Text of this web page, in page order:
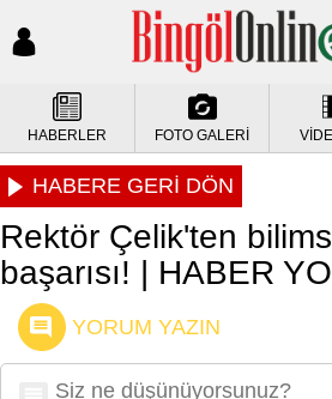
HABERLER FOTO GALERİ
HABERE GERİ DÖN
Rektör Çelik'ten
başarısı! | HABER
YORUM YAZIN